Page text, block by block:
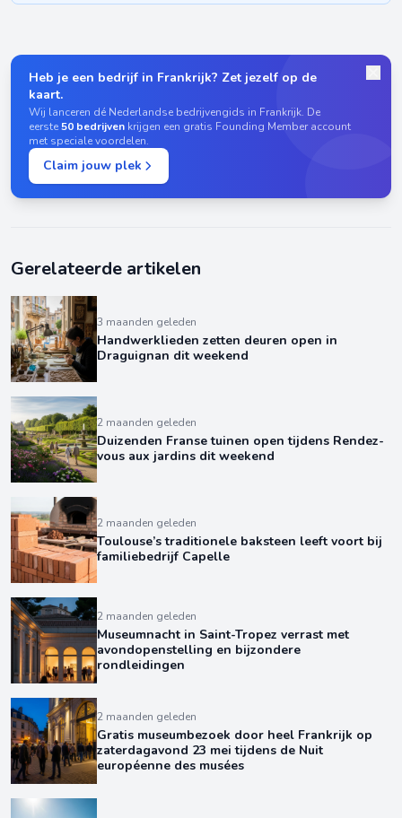
Heb je een bedrijf in Frankrijk? Zet jezelf op de
kaart.
Wij lanceren dé Nederlandse bedrijvengids in Frankrijk. De
eerste50 bedrijven krijgen een gratis Founding Member account
met speciale voordelen.
Claim jouw plek
Gerelateerde artikelen
3 maanden geleden
Handwerklieden zetten deuren open in
Draguignan dit weekend
2 maanden geleden
Duizenden Franse tuinen open tijdens Rendez-
vous aux jardins dit weekend
2 maanden geleden
Toulouse’s traditionele baksteen leeft voort bij
familiebedrijf Capelle
2 maanden geleden
Museumnacht in Saint-Tropez verrast met
avondopenstelling en bijzondere
rondleidingen
2 maanden geleden
Gratis museumbezoek door heel Frankrijk op
zaterdagavond 23 mei tijdens de Nuit
européenne des musées